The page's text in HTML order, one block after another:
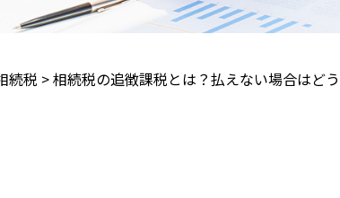
続税 >相続税の追徴課税とは？払えない場合はど